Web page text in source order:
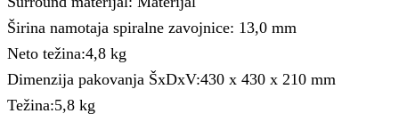
Širina namotaja spiralne zavojnice: 13,0 mm
Neto težina:4,8 kg
Dimenzija pakovanja ŠxDxV:430 x 430 x 210 mm
Težina:5,8 kg